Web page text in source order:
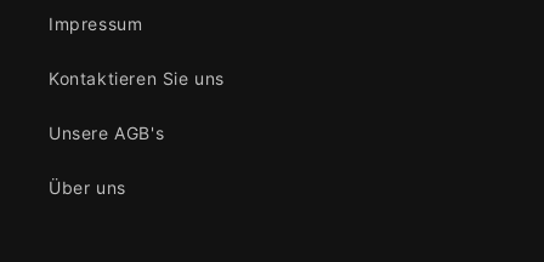
Impressum
Kontaktieren Sie uns
Unsere AGB's
Über uns